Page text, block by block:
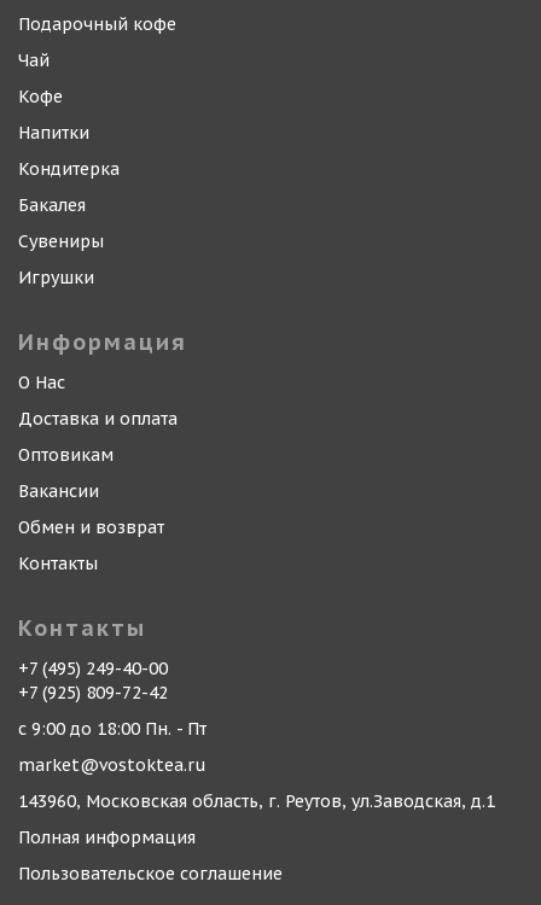
Подарочный кофе
Чай
Кофе
Напитки
Кондитерка
Бакалея
Сувениры
Игрушки
Информация
О Нас
Доставка и оплата
Оптовикам
Вакансии
Обмен и возврат
Контакты
Контакты
+7 (495) 249-40-00
+7 (925) 809-72-42
с 9:00 до 18:00 Пн. - Пт
market@vostoktea.ru
143960, Московская область, г. Реутов, ул.Заводская, д.1
Полная информация
Пользовательское соглашение